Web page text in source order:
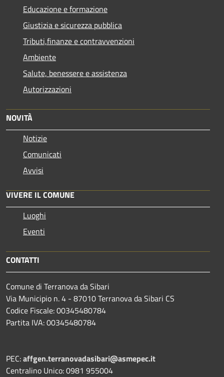
Educazione e formazione
Giustizia e sicurezza pubblica
Tributi,finanze e contravvenzioni
Ambiente
Salute, benessere e assistenza
Autorizzazioni
NOVITÀ
Notizie
Comunicati
Avvisi
VIVERE IL COMUNE
Luoghi
Eventi
CONTATTI
Comune di Terranova da Sibari
Via Municipio n. 4 - 87010 Terranova da Sibari CS
Codice Fiscale: 00345480784
Partita IVA: 00345480784
PEC:affgen.terranovadasibari@asmepec.it
Centralino Unico: 0981 955004